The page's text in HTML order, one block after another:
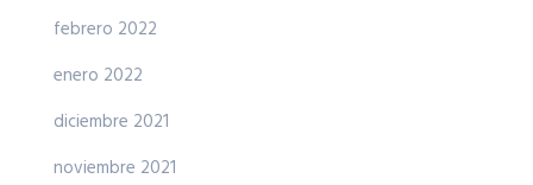
febrero 2022
enero 2022
diciembre 2021
noviembre 2021